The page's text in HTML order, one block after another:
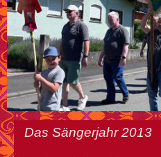
Das Sängerjahr 2013